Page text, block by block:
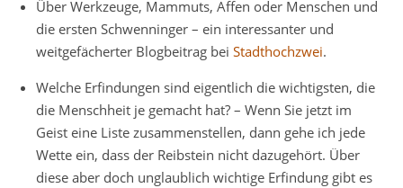
Über Werkzeuge, Mammuts, Affen oder Menschen und
die ersten Schwenninger – ein interessanter und
weitgefächerter Blogbeitrag bei Stadthochzwei.
Welche Erfindungen sind eigentlich die wichtigsten, die
die Menschheit je gemacht hat? – Wenn Sie jetzt im
Geist eine Liste zusammenstellen, dann gehe ich jede
Wette ein, dass der Reibstein nicht dazugehört. Über
diese aber doch unglaublich wichtige Erfindung gibt es